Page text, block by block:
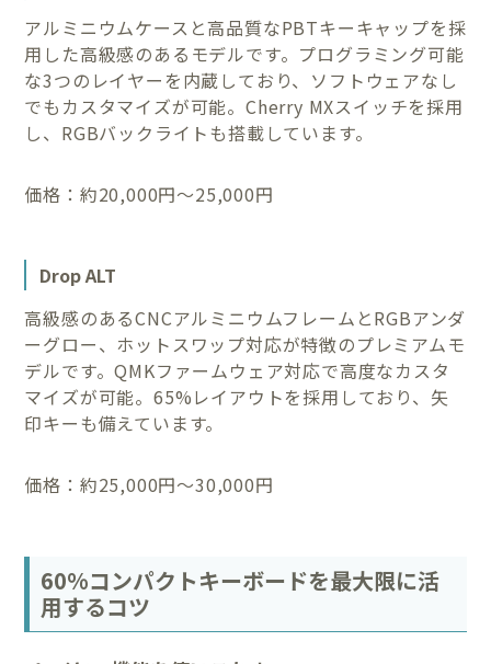
アルミニウムケースと高品質なPBTキーキャップを採
用した高級感のあるモデルです。プログラミング可能
な3つのレイヤーを内蔵しており、ソフトウェアなし
でもカスタマイズが可能。Cherry MXスイッチを採用
し、RGBバックライトも搭載しています。
価格：約20,000円〜25,000円
Drop ALT
高級感のあるCNCアルミニウムフレームとRGBアンダ
ーグロー、ホットスワップ対応が特徴のプレミアムモ
デルです。QMKファームウェア対応で高度なカスタ
マイズが可能。65%レイアウトを採用しており、矢
印キーも備えています。
価格：約25,000円〜30,000円
60%コンパクトキーボードを最大限に活
用するコツ